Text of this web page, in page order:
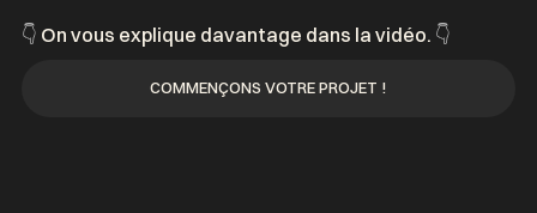
👇 On vous explique davantage dans la vidéo. 👇
COMMENÇONS VOTRE PROJET !